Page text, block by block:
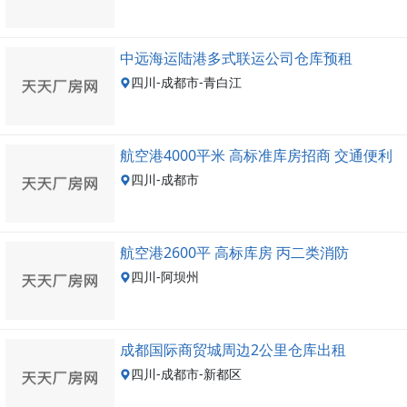
中远海运陆港多式联运公司仓库预租
四川-成都市-青白江
航空港4000平米 高标准库房招商 交通便利
四川-成都市
航空港2600平 高标库房 丙二类消防
四川-阿坝州
成都国际商贸城周边2公里仓库出租
四川-成都市-新都区